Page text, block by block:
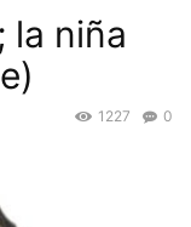
la niña
0
1227